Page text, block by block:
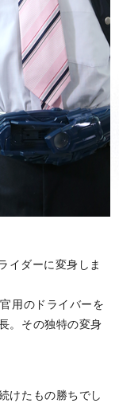
イダーに変身しま
用のドライバーを
。その独特の変身
けたもの勝ちでし